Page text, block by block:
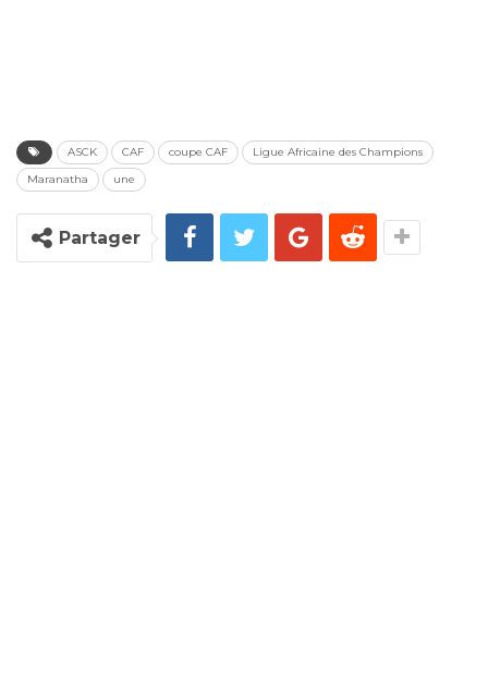
ASCK CAF coupe CAF
Ligue Africaine des Champions
Maranatha
une
Partager